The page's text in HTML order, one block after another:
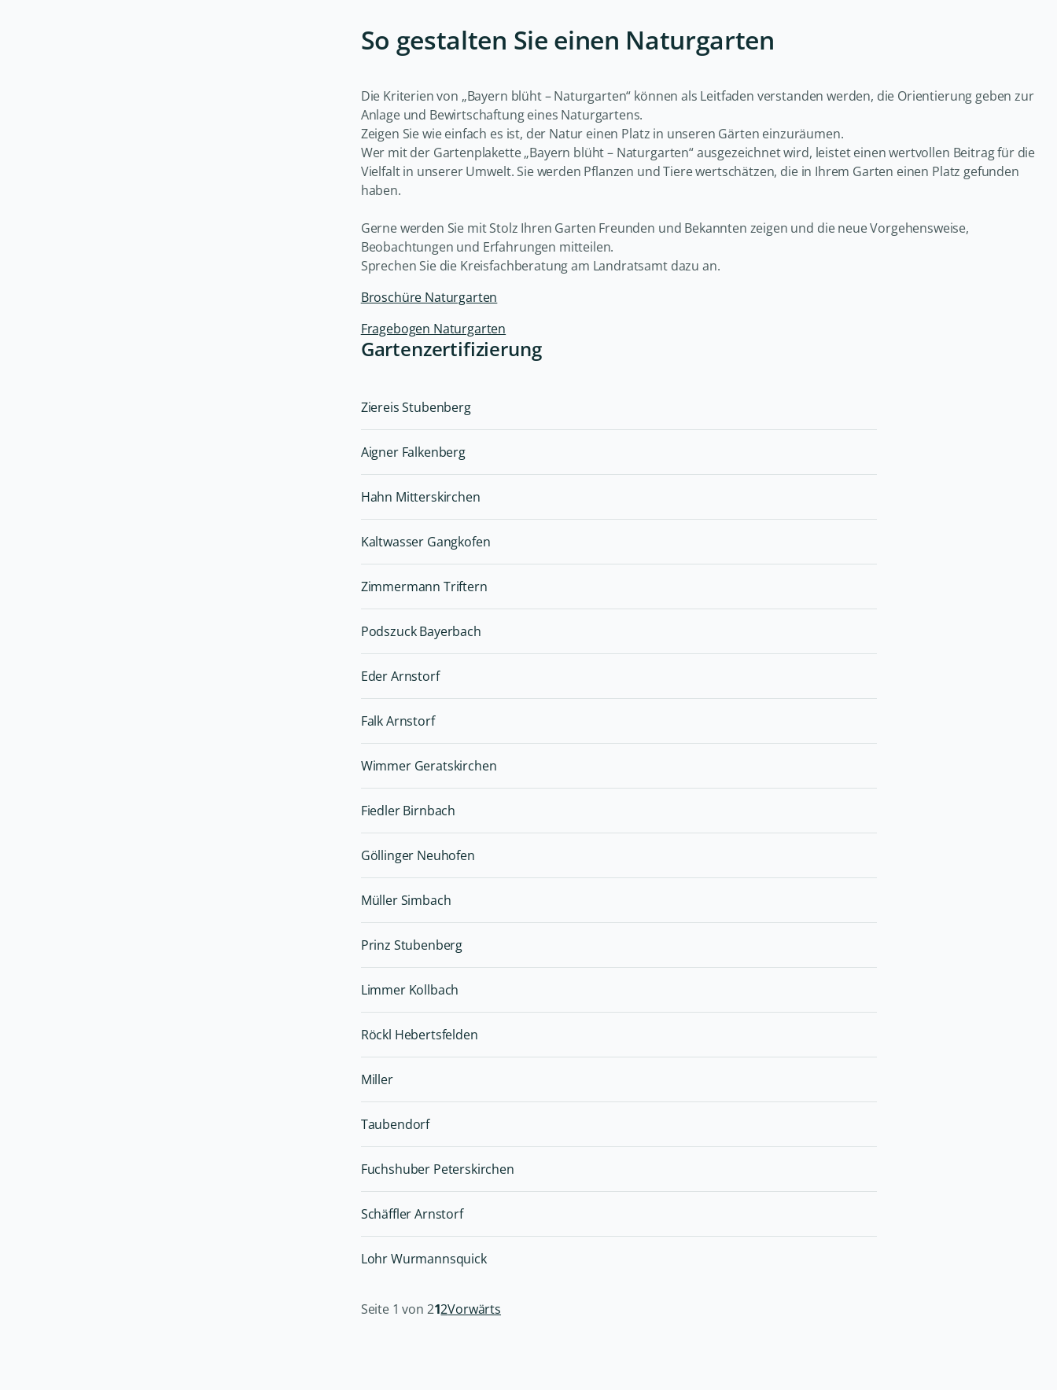
So gestalten Sie einen Naturgarten
Die Kriterien von „Bayern blüht – Naturgarten“ können als Leitfaden verstanden werden, die Orientierung geben zur
Anlage und Bewirtschaftung eines Naturgartens.
Zeigen Sie wie einfach es ist, der Natur einen Platz in unseren Gärten einzuräumen.
Wer mit der Gartenplakette „Bayern blüht – Naturgarten“ ausgezeichnet wird, leistet einen wertvollen Beitrag für die
Vielfalt in unserer Umwelt. Sie werden Pflanzen und Tiere wertschätzen, die in Ihrem Garten einen Platz gefunden
haben.
Gerne werden Sie mit Stolz Ihren Garten Freunden und Bekannten zeigen und die neue Vorgehensweise,
Beobachtungen und Erfahrungen mitteilen.
Sprechen Sie die Kreisfachberatung am Landratsamt dazu an.
Broschüre Naturgarten
Fragebogen Naturgarten
Gartenzertifizierung
Ziereis Stubenberg
Aigner Falkenberg
Hahn Mitterskirchen
Kaltwasser Gangkofen
Zimmermann Triftern
Podszuck Bayerbach
Eder Arnstorf
Falk Arnstorf
Wimmer Geratskirchen
Fiedler Birnbach
Göllinger Neuhofen
Müller Simbach
Prinz Stubenberg
Limmer Kollbach
Röckl Hebertsfelden
Miller
Taubendorf
Fuchshuber Peterskirchen
Schäffler Arnstorf
Lohr Wurmannsquick
Seite 1 von 212Vorwärts